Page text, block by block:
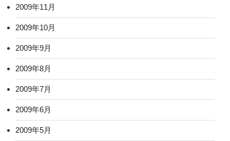
2009年11月
2009年10月
2009年9月
2009年8月
2009年7月
2009年6月
2009年5月